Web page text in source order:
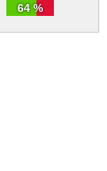
64 %